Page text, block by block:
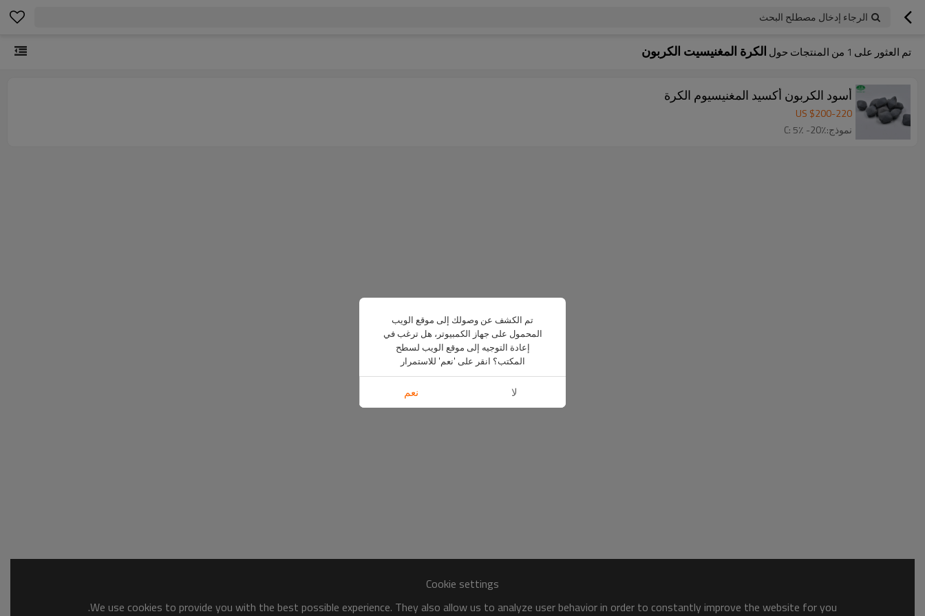
الرجاء إدخال مصطلح البحث
تم العثور على 1 من المنتجات حول الكرة المغنيسيت الكربون
أسود الكربون أكسيد المغنيسيوم الكرة
US $200-220
نموذج:C: 5٪ -20٪
Cookie settings
We use cookies to provide you with the best possible experience. They also allow us to analyze user behavior in order to constantly improve the website for you.
تم الكشف عن وصولك إلى موقع الويب
المحمول على جهاز الكمبيوتر، هل ترغب في
إعادة التوجيه إلى موقع الويب لسطح
المكتب؟ انقر على 'نعم' للاستمرار
لا نعم